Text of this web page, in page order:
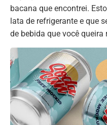
bacana que encontrei.
lata de refrigerante e que
de bebida que você queira